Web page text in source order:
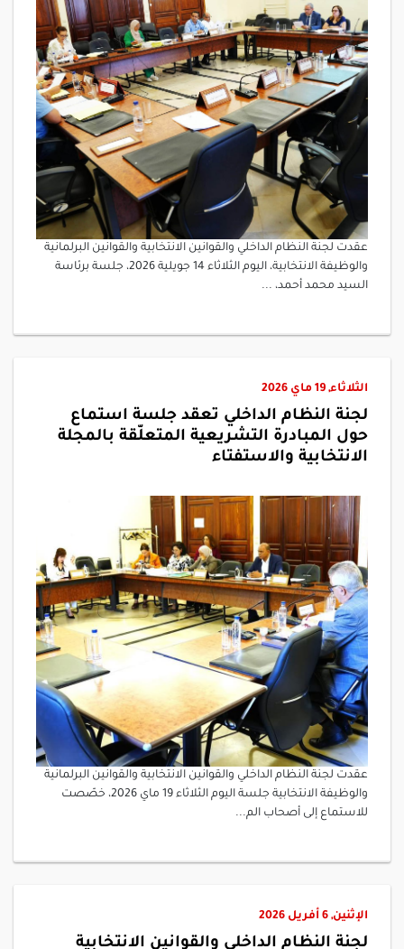
عقدت لجنة النظام الداخلي والقوانين الانتخابية والقوانين البرلمانية
والوظيفة الانتخابية، اليوم الثلاثاء 14 جويلية 2026، جلسة برئاسة
السيد محمد أحمد، ...
الثلاثاء, 19 ماي 2026
لجنة النظام الداخلي تعقد جلسة استماع
حول المبادرة التشريعية المتعلّقة بالمجلة
الانتخابية والاستفتاء
عقدت لجنة النظام الداخلي والقوانين الانتخابية والقوانين البرلمانية
والوظيفة الانتخابية جلسة اليوم الثلاثاء 19 ماي 2026، خصّصت
للاستماع إلى أصحاب الم...
الإثنين, 6 أفريل 2026
لجنة النظام الداخلي والقوانين الانتخابية